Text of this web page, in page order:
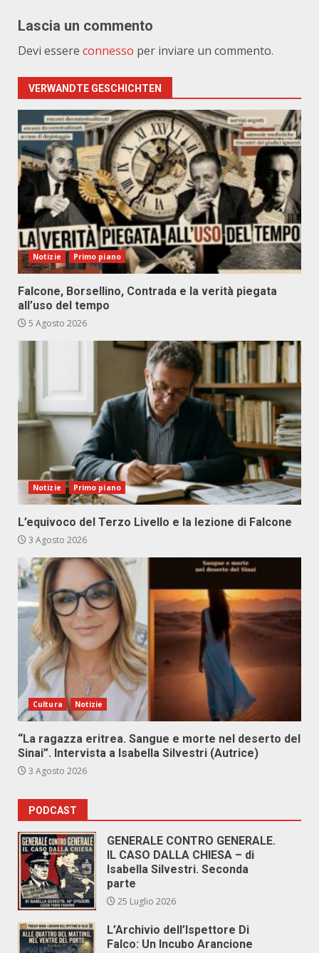
Lascia un commento
Devi essere connesso per inviare un commento.
VERWANDTE GESCHICHTEN
Notizie Primo piano
Falcone, Borsellino, Contrada e la verità piegata
all’uso del tempo
5 Agosto 2026
Notizie Primo piano
L’equivoco del Terzo Livello e la lezione di Falcone
3 Agosto 2026
Cultura Notizie
“La ragazza eritrea. Sangue e morte nel deserto del
Sinai”. Intervista a Isabella Silvestri (Autrice)
3 Agosto 2026
PODCAST
GENERALE CONTRO GENERALE.
IL CASO DALLA CHIESA – di
Isabella Silvestri. Seconda
parte
25 Luglio 2026
L’Archivio dell’Ispettore Di
Falco: Un Incubo Arancione